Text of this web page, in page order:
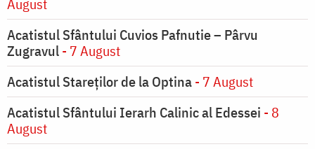
August
Acatistul Sfântului Cuvios Pafnutie – Pârvu
Zugravul- 7 August
Acatistul Stareţilor de la Optina- 7 August
Acatistul Sfântului Ierarh Calinic al Edessei - 8
August